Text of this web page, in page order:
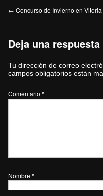
← Concurso de Invierno en Vitoria
Deja una respuesta
Tu dirección de correo
campos obligatorios están
Comentario *
Nombre *